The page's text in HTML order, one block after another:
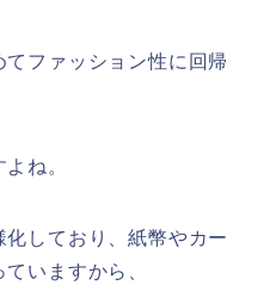
ファッション性に回帰
ね。
しており、紙幣やカー
いますから、